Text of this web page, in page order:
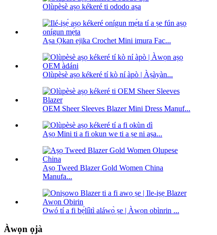
Olùpèsè aṣọ kékeré ti ododo aṣa
Aṣa Ọkan ejika Crochet Mini imura Fac...
Olùpèsè aṣọ kékeré tí kò ní àpò | Àṣàyàn...
OEM Sheer Sleeves Blazer Mini Dress Manuf...
Aṣọ Mini ti a fi okun we ti a ṣe ni aṣa...
Aṣọ Tweed Blazer Gold Women China
Manufa...
Owó tí a fi bẹ́líìtì aláwọ̀ ṣe | Àwọn obìnrin ...
Àwọn ọjà